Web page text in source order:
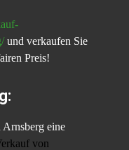
und verkaufen Sie
Preis!
Arnsberg eine
von